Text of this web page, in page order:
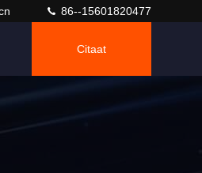
86--15601820477
Citaat